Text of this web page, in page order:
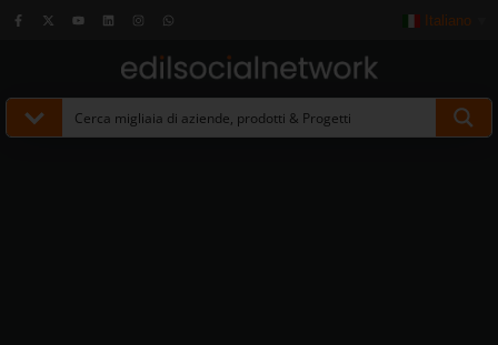
Italiano